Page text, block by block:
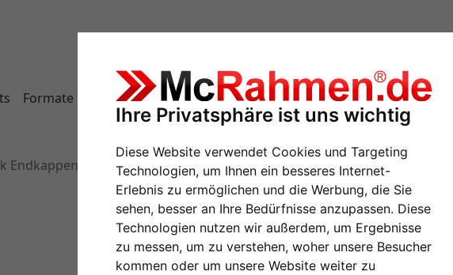
Ihre Privatsphäre ist uns wichtig
Diese Website verwendet Cookies und Targeting
Technologien, um Ihnen ein besseres Internet-
Erlebnis zu ermöglichen und die Werbung, die Sie
sehen, besser an Ihre Bedürfnisse anzupassen. Diese
Technologien nutzen wir außerdem, um Ergebnisse
zu messen, um zu verstehen, woher unsere Besucher
kommen oder um unsere Website weiter zu
Formate
Endkappen Silber für Economy
2 Stück Endkappen
für Economy | Silber